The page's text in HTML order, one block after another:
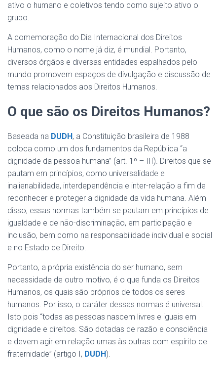
ativo o humano e coletivos tendo como sujeito ativo o
grupo.
A comemoração do Dia Internacional dos Direitos
Humanos, como o nome já diz, é mundial. Portanto,
diversos órgãos e diversas entidades espalhados pelo
mundo promovem espaços de divulgação e discussão de
temas relacionados aos Direitos Humanos.
O que são os Direitos Humanos?
Baseada na DUDH, a Constituição brasileira de 1988
coloca como um dos fundamentos da República “a
dignidade da pessoa humana” (art. 1º – III). Direitos que se
pautam em princípios, como universalidade e
inalienabilidade, interdependência e inter-relação a fim de
reconhecer e proteger a dignidade da vida humana. Além
disso, essas normas também se pautam em princípios de
igualdade e de não-discriminação, em participação e
inclusão, bem como na responsabilidade individual e social
e no Estado de Direito.
Portanto, a própria existência do ser humano, sem
necessidade de outro motivo, é o que funda os Direitos
Humanos, os quais são próprios de todos os seres
humanos. Por isso, o caráter dessas normas é universal.
Isto pois “todas as pessoas nascem livres e iguais em
dignidade e direitos. São dotadas de razão e consciência
e devem agir em relação umas às outras com espírito de
fraternidade” (artigo I, DUDH).